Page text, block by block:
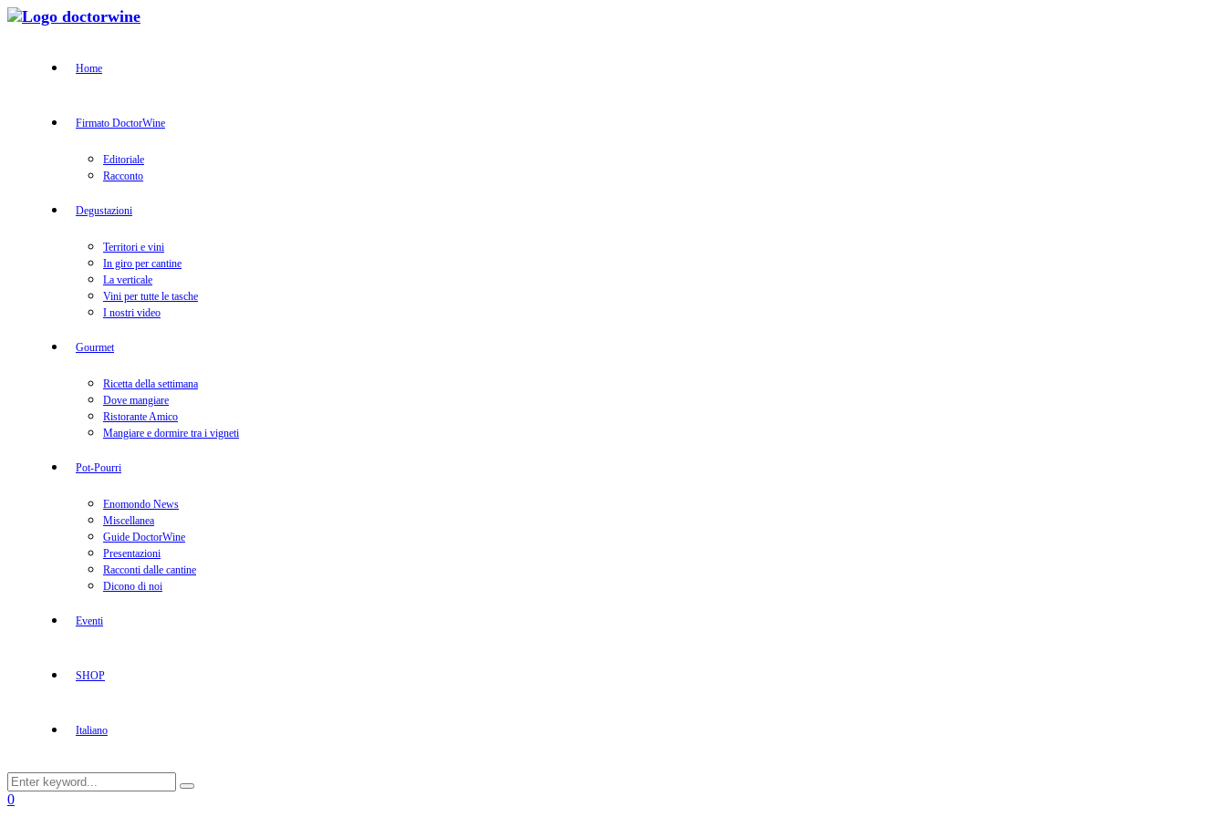
Home
Firmato DoctorWine
Editoriale
Racconto
Degustazioni
Territori e vini
In giro per cantine
La verticale
Vini per tutte le tasche
I nostri video
Gourmet
Ricetta della settimana
Dove mangiare
Ristorante Amico
Mangiare e dormire tra i vigneti
Pot-Pourri
Enomondo News
Miscellanea
Guide DoctorWine
Presentazioni
Racconti dalle cantine
Dicono di noi
Eventi
SHOP
Italiano
Search
for:
Search
Facebook
Twitter
Instagram
Linkedin
Youtube
0